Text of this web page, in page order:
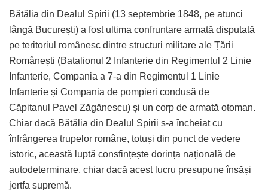
Bătălia din Dealul Spirii (13 septembrie 1848, pe atunci
lângă București) a fost ultima confruntare armată disputată
pe teritoriul românesc dintre structuri militare ale Țării
Românești (Batalionul 2 Infanterie din Regimentul 2 Linie
Infanterie, Compania a 7-a din Regimentul 1 Linie
Infanterie și Compania de pompieri condusă de
Căpitanul Pavel Zăgănescu) și un corp de armată otoman.
Chiar dacă Bătălia din Dealul Spirii s-a încheiat cu
înfrângerea trupelor române, totuși din punct de vedere
istoric, această luptă consfințește dorința națională de
autodeterminare, chiar dacă acest lucru presupune însăși
jertfa supremă.